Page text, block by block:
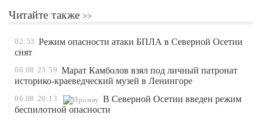
Читайте также
02:53 Режим опасности атаки БПЛА в Северной Осетии
снят
06.08 23:59 Марат Камболов взял под личный патронат
историко-краеведческий музей в Ленингоре
06.08 20:13
В Северной Осетии введен режим
беспилотной опасности